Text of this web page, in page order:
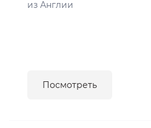
из Англии
Посмотреть